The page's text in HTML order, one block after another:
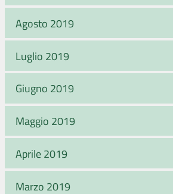
Agosto 2019
Luglio 2019
Giugno 2019
Maggio 2019
Aprile 2019
Marzo 2019